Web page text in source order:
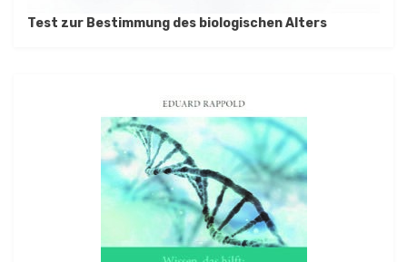
Test zur Bestimmung des biologischen Alters